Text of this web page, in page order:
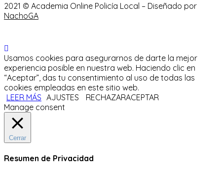
2021 © Academia Online Policía Local – Diseñado por
NachoGA
Usamos cookies para asegurarnos de darte la mejor
experiencia posible en nuestra web. Haciendo clic en
“Aceptar”, das tu consentimiento al uso de todas las
cookies empleadas en este sitio web.
LEER MÁS AJUSTES RECHAZARACEPTAR
Manage consent
Cerrar
Resumen de Privacidad